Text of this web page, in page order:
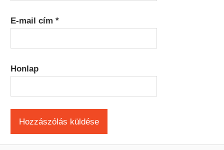
E-mail cím*
Honlap